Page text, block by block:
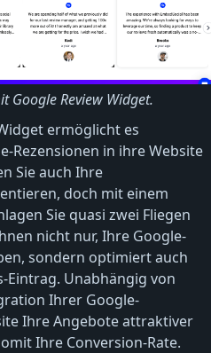
Google Review Widget.
ermöglicht es
Rezensionen in ihre Website
Sie auch Ihre
doch mit einem
Sie quasi zwei Fliegen
nicht nur, Ihre Google-
sondern optimiert auch
Eintrag. Unabhängig von
Ihrer Google-
Ihre Angebote attraktiver
Ihre Conversion-Rate.